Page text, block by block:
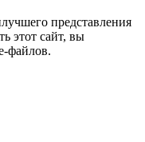
представления
этот сайт, вы
файлов.